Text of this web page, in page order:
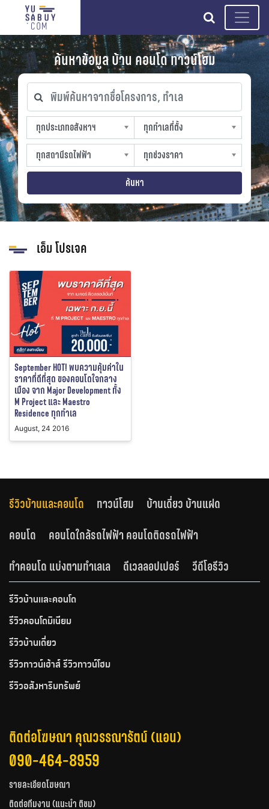
search
ค้นหาข้อมูล บ้าน คอนโด ทาวน์โฮม
พิมพ์ค้นหาจากชื่อโครงการ, ทำเล
ทุกประเภทอสังหาฯ
ทุกประเภทอสังหาฯ
sproperty
ทุกทำเลที่ตั้ง
ทุกทำเลที่ตั้ง
slocation
ทุกสถานีรถไฟฟ้า
ทุกสถานีรถไฟฟ้า
strain-station
ทุกช่วงราคา
ทุกช่วงราคา
sprice
ค้นหา
เอ็ม โปรเจค
September HOT! พบความคุ้มค่าใน
ราคาที่ดีที่สุด ของคอนโดใจกลาง
เมือง จาก Major Development ทั้ง
M Project และ Maestro
Residence ทุกทำเล
August, 24 2016
รีวิวบ้านและคอนโด ทาวน์โฮม
บ้านเดี่ยว บ้านแฝด
คอนโด
คอนโดใกล้รถไฟฟ้า คอนโดติดรถไฟฟ้า
ทำคอนโด แบ่งตามทำเลเล
ดีเวลลอปเปอร์ วีดีโอรีวิว
รีวิวบ้านและคอนโด
รีวิวคอนโดมิเนียม
รีวิวบ้านเดี่ยว
รีวิวทาวน์เฮ้าส์ รีวิวทาวน์โฮม
รีวิวอสังหาริมทรัพย์
ติดต่อโฆษณา คุณวรรณารัตน์ (แอน)
090-464-8959
รายละเอียดโฆษณา
ติดต่อทีมงาน (แนะนำ ติชม)